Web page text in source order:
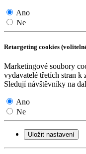
Ano
Ne
Retargeting cookies
Marketingové soubory
vydavatelé třetích stran k
Sledují návštěvníky na
Ano
Ne
Uložit nastavení